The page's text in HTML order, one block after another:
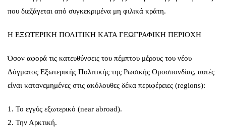
που διεξάγεται από συγκεκριμένα μη φιλικά κράτη.
Η ΕΞΩΤΕΡΙΚΗ ΠΟΛΙΤΙΚΗ ΚΑΤΑ ΓΕΩΓΡΑΦΙΚΗ ΠΕΡΙΟΧΗ
Όσον αφορά τις κατευθύνσεις του πέμπτου μέρους του νέου
Δόγματος Εξωτερικής Πολιτικής της Ρωσικής Ομοσπονδίας, αυτές
είναι κατανεμημένες στις ακόλουθες δέκα περιφέρειες (regions):
1. Το εγγύς εξωτερικό (near abroad).
2. Την Αρκτική.